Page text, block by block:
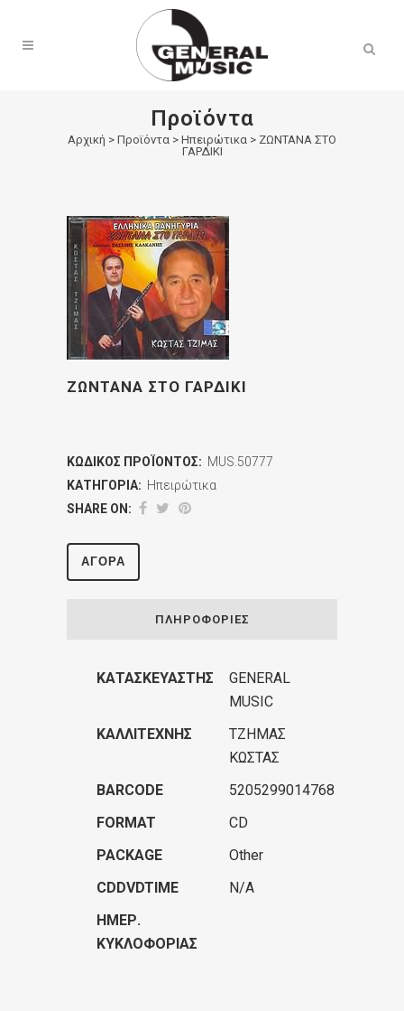
Προϊόντα
Αρχική > Προϊόντα > Ηπειρώτικα > ΖΩΝΤΑΝΑ ΣΤΟ
ΓΑΡΔΙΚΙ
ΖΩΝΤΑΝΑ ΣΤΟ ΓΑΡΔΙΚΙ
ΚΩΔΙΚΌΣ ΠΡΟΪΌΝΤΟΣ: MUS.50777
ΚΑΤΗΓΟΡΊΑ: Ηπειρώτικα
SHARE ON:
ΑΓΟΡΆ
ΠΛΗΡΟΦΟΡΊΕΣ
ΚΑΤΑΣΚΕΥΑΣΤΉΣ
GENERAL
MUSIC
ΚΑΛΛΙΤΈΧΝΗΣ
ΤΖΗΜΑΣ
ΚΩΣΤΑΣ
BARCODE
5205299014768
FORMAT
CD
PACKAGE
Other
CDDVDTIME
N/A
ΗΜΕΡ.
ΚΥΚΛΟΦΟΡΊΑΣ